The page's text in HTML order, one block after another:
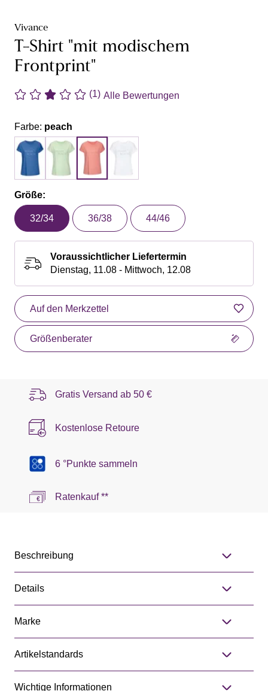
Vivance
T-Shirt "mit modischem
Frontprint"
(1) Alle Bewertungen
Farbe: peach
Größe:
32/34 36/38 44/46
Voraussichtlicher Liefertermin
Dienstag, 11.08 - Mittwoch, 12.08
Auf den Merkzettel
Größenberater
Gratis Versand ab 50 €
Kostenlose Retoure
6 °Punkte sammeln
Ratenkauf **
Beschreibung
Details
Marke
Artikelstandards
Wichtige Informationen